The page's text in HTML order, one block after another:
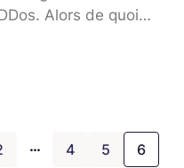
Alors de quoi
menace ? Et surtout,
… 4 5 6